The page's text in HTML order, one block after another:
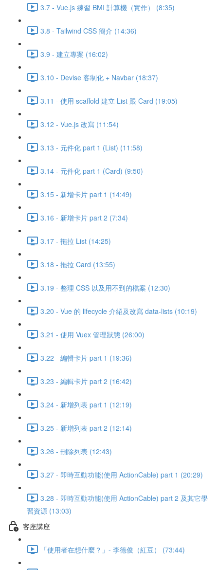
3.7 - Vue.js 練習 BMI 計算機（實作） (8:35)
3.8 - Tailwind CSS 簡介 (14:36)
3.9 - 建立專案 (16:02)
3.10 - Devise 客制化 + Navbar (18:37)
3.11 - 使用 scaffold 建立 List 跟 Card (19:05)
3.12 - Vue.js 改寫 (11:54)
3.13 - 元件化 part 1 (List) (11:58)
3.14 - 元件化 part 1 (Card) (9:50)
3.15 - 新增卡片 part 1 (14:49)
3.16 - 新增卡片 part 2 (7:34)
3.17 - 拖拉 List (14:25)
3.18 - 拖拉 Card (13:55)
3.19 - 整理 CSS 以及用不到的檔案 (12:30)
3.20 - Vue 的 lifecycle 介紹及改寫 data-lists (10:19)
3.21 - 使用 Vuex 管理狀態 (26:00)
3.22 - 編輯卡片 part 1 (19:36)
3.23 - 編輯卡片 part 2 (16:42)
3.24 - 新增列表 part 1 (12:19)
3.25 - 新增列表 part 2 (12:14)
3.26 - 刪除列表 (12:43)
3.27 - 即時互動功能(使用 ActionCable) part 1 (20:29)
3.28 - 即時互動功能(使用 ActionCable) part 2 及其它學
習資源 (13:03)
客座講座
「使用者在想什麼？」- 李德俊（紅豆） (73:44)